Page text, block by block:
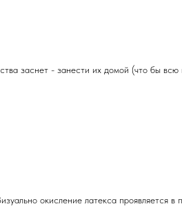
заснет - занести их домой (что бы
окисление латекса проявляется в